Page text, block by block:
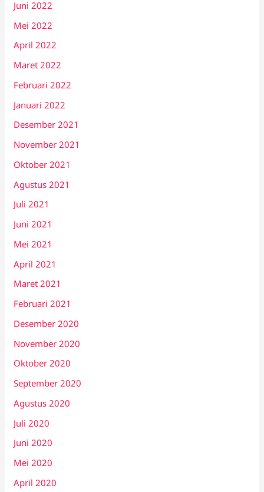
Juni 2022
Mei 2022
April 2022
Maret 2022
Februari 2022
Januari 2022
Desember 2021
November 2021
Oktober 2021
Agustus 2021
Juli 2021
Juni 2021
Mei 2021
April 2021
Maret 2021
Februari 2021
Desember 2020
November 2020
Oktober 2020
September 2020
Agustus 2020
Juli 2020
Juni 2020
Mei 2020
April 2020